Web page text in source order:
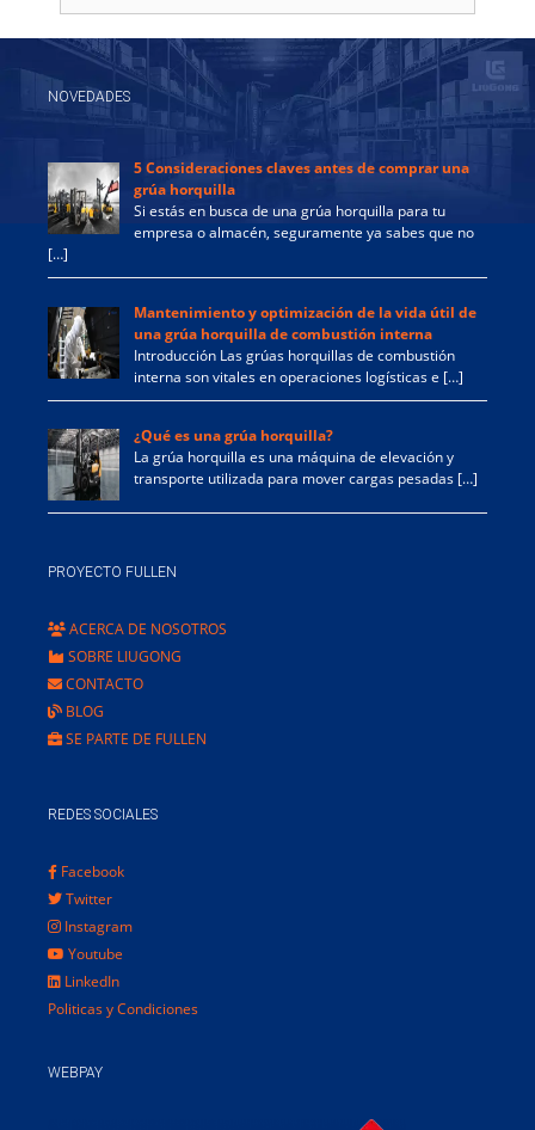
NOVEDADES
5 Consideraciones claves antes de comprar una
grúa horquilla
Si estás en busca de una grúa horquilla para tu
empresa o almacén, seguramente ya sabes que no
[…]
Mantenimiento y optimización de la vida útil de
una grúa horquilla de combustión interna
Introducción Las grúas horquillas de combustión
interna son vitales en operaciones logísticas e […]
¿Qué es una grúa horquilla?
La grúa horquilla es una máquina de elevación y
transporte utilizada para mover cargas pesadas […]
PROYECTO FULLEN
ACERCA DE NOSOTROS
SOBRE LIUGONG
CONTACTO
BLOG
SE PARTE DE FULLEN
REDES SOCIALES
Facebook
Twitter
Instagram
Youtube
LinkedIn
Politicas y Condiciones
WEBPAY